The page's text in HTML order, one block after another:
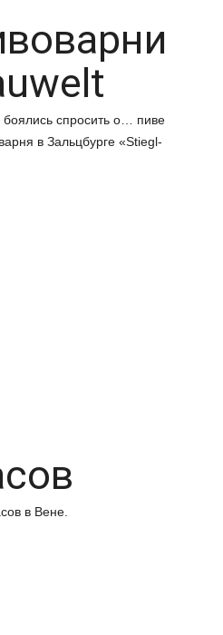
боялись спросить о… пиве
в Зальцбурге «Stiegl-
в Вене.